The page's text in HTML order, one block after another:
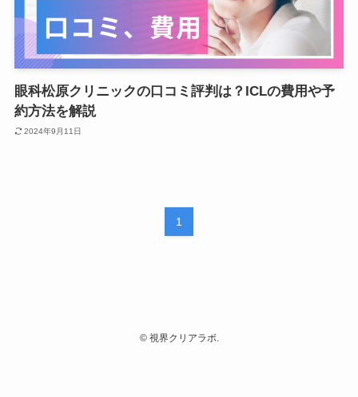
眼科松原クリニックの口コミ評判は？ICLの費用や予
約方法を解説
2024年9月11日
1
©視界クリアラボ.